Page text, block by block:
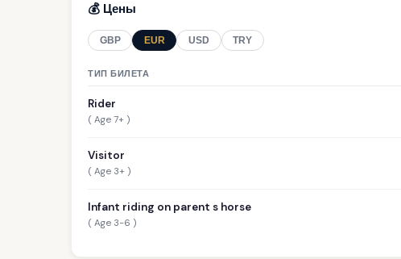
💰 Цены
GBP EUR USD TRY
ТИП БИЛЕТА
Rider
( Age 7+ )
Visitor
( Age 3+ )
Infant riding on parent s horse
( Age 3-6 )